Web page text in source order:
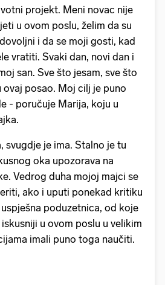
projekt. Meni novac nije
u ovom poslu, želim da su
i da se moji gosti, kad
vratiti. Svaki dan, novi dan i
san. Sve što jesam, sve što
ovaj posao. Moj cilj je puno
- poručuje Marija, koju u
svugdje je ima. Stalno je tu
oka upozorava na
Vedrog duha mojoj majci se
ako i uputi ponekad kritiku
poduzetnica, od koje
u ovom poslu u velikim
imali puno toga naučiti.